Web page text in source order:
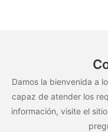
Damos la bienvenida a
capaz de atender los
información, visite el